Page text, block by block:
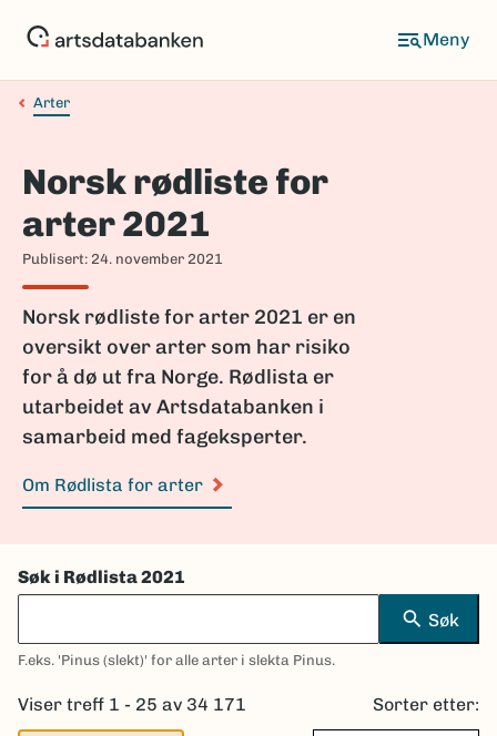
Meny
Navigasjonssti
Arter
Norsk rødliste for
arter 2021
Publisert: 24. november 2021
Norsk rødliste for arter 2021 er en
oversikt over arter som har risiko
for å dø ut fra Norge. Rødlista er
utarbeidet av Artsdatabanken i
samarbeid med fageksperter.
Om Rødlista for arter
Søk i Rødlista 2021
search Søk
F.eks. 'Pinus (slekt)' for alle arter i slekta Pinus.
Viser treff 1 - 25 av 34 171 Sorter etter: